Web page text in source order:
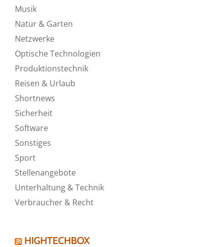
Musik
Natur & Garten
Netzwerke
Optische Technologien
Produktionstechnik
Reisen & Urlaub
Shortnews
Sicherheit
Software
Sonstiges
Sport
Stellenangebote
Unterhaltung & Technik
Verbraucher & Recht
HIGHTECHBOX